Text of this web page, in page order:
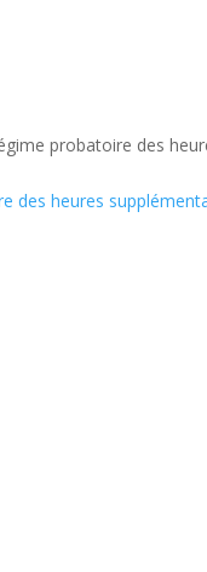
probatoire des
des heures